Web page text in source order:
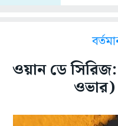
ওয়ান ডে
ওভার)